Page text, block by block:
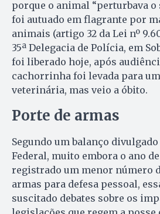
porque o animal “perturbava o
foi autuado em flagrante por
animais (artigo 32 da Lei nº
35ª Delegacia de Polícia, em
foi liberado hoje, após
cachorrinha foi levada para
veterinária, mas veio a óbito.
Porte de armas
Segundo um balanço
Federal, muito embora o ano
registrado um menor número
armas para defesa pessoal,
suscitado debates sobre os